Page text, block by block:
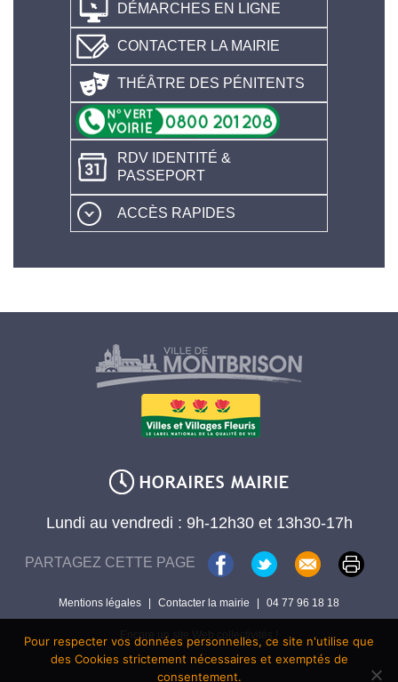
DÉMARCHES EN LIGNE
CONTACTER LA MAIRIE
THÉÂTRE DES PÉNITENTS
RDV IDENTITÉ &
PASSEPORT
ACCÈS RAPIDES
Lundi au vendredi : 9h-12h30 et 13h30-17h
PARTAGEZ CETTE PAGE
Mentions légales | Contacter la mairie | 04 77 96 18 18
Encore un site Web collectivités !
Pour respecter vos données personnelles, ce site n'utilise que
des Cookies strictement nécessaires et exemptés de
consentement.